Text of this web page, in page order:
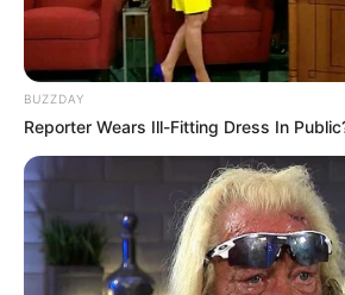
BUZZDAY
Reporter Wears Ill-Fitting Dress In